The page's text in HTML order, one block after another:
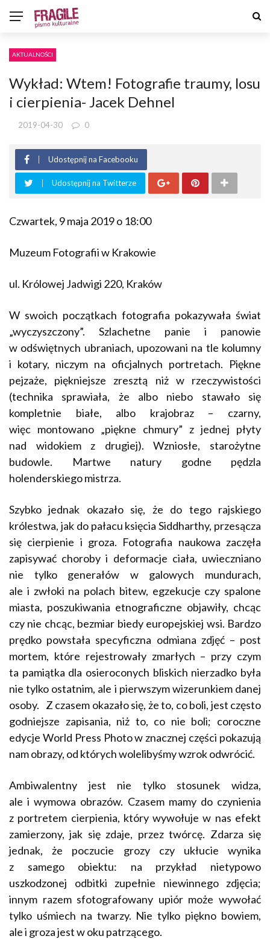
AKTUALNOŚCI
Wykład: Wtem! Fotografie traumy, losu
i cierpienia- Jacek Dehnel
2019-04-30 0
Udostępnij na Facebooku
Udostępnij na Twitterze
Czwartek, 9 maja 2019 o 18:00
Muzeum Fotografii w Krakowie
ul. Królowej Jadwigi 220, Kraków
W swoich początkach fotografia pokazywała świat
„wyczyszczony”. Szlachetne panie i panowie
w odświętnych ubraniach, upozowani na tle kolumny
i kotary, niczym na oficjalnych portretach. Piękne
pejzaże, piękniejsze zresztą niż w rzeczywistości
(technika sprawiała, że albo niebo stawało się
kompletnie białe, albo krajobraz – czarny,
więc montowano „piękne chmury” z jednej płyty
nad widokiem z drugiej). Wzniosłe, starożytne
budowle. Martwe natury godne pędzla
holenderskiego mistrza.
Szybko jednak okazało się, że do tego rajskiego
królestwa, jak do pałacu księcia Siddharthy, przesącza
się cierpienie i groza. Fotografia naukowa zaczęła
zapisywać choroby i deformacje ciała, uwieczniano
nie tylko generałów w galowych mundurach,
ale i zwłoki na polach bitew, egzekucje czy spalone
miasta, poszukiwania etnograficzne objawiły, chcąc
czy nie chcąc, bezmiar biedy europejskiej wsi. Bardzo
prędko powstała specyficzna odmiana zdjęć – post
mortem, które rejestrowały zmarłych – przy czym
ta pamiątka dla osieroconych bliskich nierzadko była
nie tylko ostatnim, ale i pierwszym wizerunkiem danej
osoby. Z czasem okazało się, że to, co boli, jest często
godniejsze zapisania, niż to, co nie boli; coroczne
edycje World Press Photo w znacznej części pokazują
nam obrazy, od których wolelibyśmy wzrok odwrócić.
Ambiwalentny jest nie tylko stosunek widza,
ale i wymowa obrazów. Czasem mamy do czynienia
z portretem cierpienia, który wywołuje w nas efekt
zamierzony, jak się zdaje, przez twórcę. Zdarza się
jednak, że poczucie grozy czy ukłucie wynika
z samego obiektu: na przykład nietypowo
uszkodzonej odbitki zupełnie niewinnego zdjęcia;
innym razem sfotografowany upiór może wywołać
tylko uśmiech na twarzy. Nie tylko piękno bowiem,
ale i groza jest w oku patrzącego.